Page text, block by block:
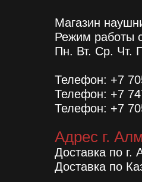
Магазин
Режим работы
Пн. Вт. Ср. Чт.
Телефон: +7
Телефон: +7
Телефон: +7
Адрес г.
Доставка по г.
Доставка по